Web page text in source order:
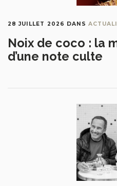
28 JUILLET 2026 DANS
Noix de coco : la
d’une note culte